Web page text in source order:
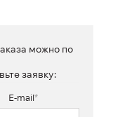
можно по
заявку:
E-mail*